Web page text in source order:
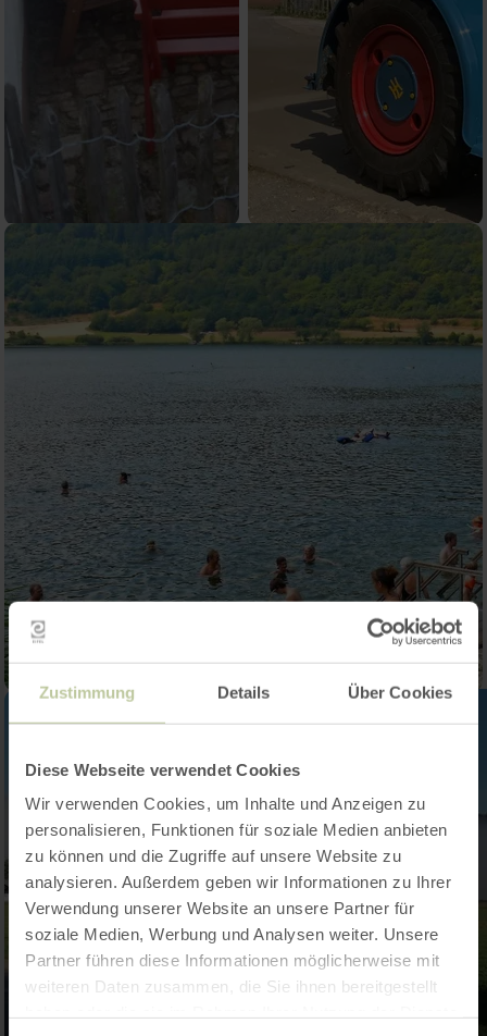
Zustimmung Details Über Cookies
Diese Webseite verwendet Cookies
Wir verwenden Cookies, um Inhalte und Anzeigen zu
personalisieren, Funktionen für soziale Medien anbieten
zu können und die Zugriffe auf unsere Website zu
analysieren. Außerdem geben wir Informationen zu Ihrer
Verwendung unserer Website an unsere Partner für
soziale Medien, Werbung und Analysen weiter. Unsere
Partner führen diese Informationen möglicherweise mit
weiteren Daten zusammen, die Sie ihnen bereitgestellt